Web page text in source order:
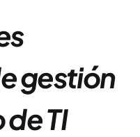
gestión
TI